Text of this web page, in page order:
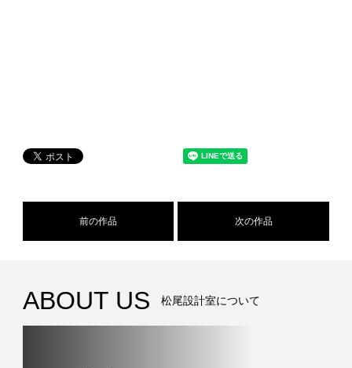
前の作品 次の作品
ABOUT US 松尾設計室について